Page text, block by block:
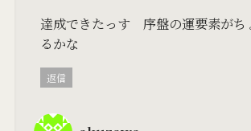
達成できたっす 序盤の運要素がち
るかな
返信